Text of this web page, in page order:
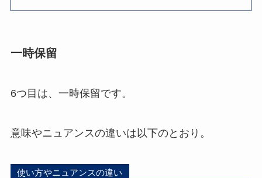
一時保留
6つ目は、一時保留です。
意味やニュアンスの違いは以下のとおり。
使い方やニュアンスの違い